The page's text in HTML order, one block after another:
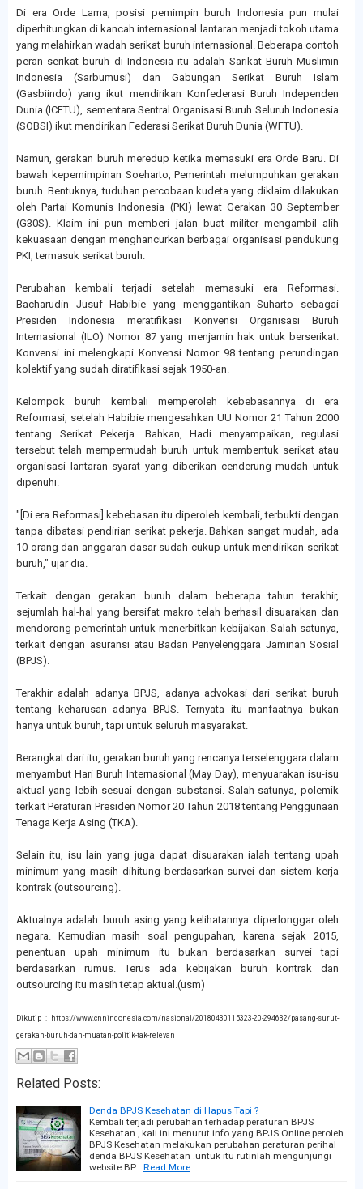
Di era Orde Lama, posisi pemimpin buruh Indonesia pun mulai
diperhitungkan di kancah internasional lantaran menjadi tokoh utama
yang melahirkan wadah serikat buruh internasional. Beberapa contoh
peran serikat buruh di Indonesia itu adalah Sarikat Buruh Muslimin
Indonesia (Sarbumusi) dan Gabungan Serikat Buruh Islam
(Gasbiindo) yang ikut mendirikan Konfederasi Buruh Independen
Dunia (ICFTU), sementara Sentral Organisasi Buruh Seluruh Indonesia
(SOBSI) ikut mendirikan Federasi Serikat Buruh Dunia (WFTU).
Namun, gerakan buruh meredup ketika memasuki era Orde Baru. Di
bawah kepemimpinan Soeharto, Pemerintah melumpuhkan gerakan
buruh. Bentuknya, tuduhan percobaan kudeta yang diklaim dilakukan
oleh Partai Komunis Indonesia (PKI) lewat Gerakan 30 September
(G30S). Klaim ini pun memberi jalan buat militer mengambil alih
kekuasaan dengan menghancurkan berbagai organisasi pendukung
PKI, termasuk serikat buruh.
Perubahan kembali terjadi setelah memasuki era Reformasi.
Bacharudin Jusuf Habibie yang menggantikan Suharto sebagai
Presiden Indonesia meratifikasi Konvensi Organisasi Buruh
Internasional (ILO) Nomor 87 yang menjamin hak untuk berserikat.
Konvensi ini melengkapi Konvensi Nomor 98 tentang perundingan
kolektif yang sudah diratifikasi sejak 1950-an.
Kelompok buruh kembali memperoleh kebebasannya di era
Reformasi, setelah Habibie mengesahkan UU Nomor 21 Tahun 2000
tentang Serikat Pekerja. Bahkan, Hadi menyampaikan, regulasi
tersebut telah mempermudah buruh untuk membentuk serikat atau
organisasi lantaran syarat yang diberikan cenderung mudah untuk
dipenuhi.
"[Di era Reformasi] kebebasan itu diperoleh kembali, terbukti dengan
tanpa dibatasi pendirian serikat pekerja. Bahkan sangat mudah, ada
10 orang dan anggaran dasar sudah cukup untuk mendirikan serikat
buruh," ujar dia.
Terkait dengan gerakan buruh dalam beberapa tahun terakhir,
sejumlah hal-hal yang bersifat makro telah berhasil disuarakan dan
mendorong pemerintah untuk menerbitkan kebijakan. Salah satunya,
terkait dengan asuransi atau Badan Penyelenggara Jaminan Sosial
(BPJS).
Terakhir adalah adanya BPJS, adanya advokasi dari serikat buruh
tentang keharusan adanya BPJS. Ternyata itu manfaatnya bukan
hanya untuk buruh, tapi untuk seluruh masyarakat.
Berangkat dari itu, gerakan buruh yang rencanya terselenggara dalam
menyambut Hari Buruh Internasional (May Day), menyuarakan isu-isu
aktual yang lebih sesuai dengan substansi. Salah satunya, polemik
terkait Peraturan Presiden Nomor 20 Tahun 2018 tentang Penggunaan
Tenaga Kerja Asing (TKA).
Selain itu, isu lain yang juga dapat disuarakan ialah tentang upah
minimum yang masih dihitung berdasarkan survei dan sistem kerja
kontrak (outsourcing).
Aktualnya adalah buruh asing yang kelihatannya diperlonggar oleh
negara. Kemudian masih soal pengupahan, karena sejak 2015,
penentuan upah minimum itu bukan berdasarkan survei tapi
berdasarkan rumus. Terus ada kebijakan buruh kontrak dan
outsourcing itu masih tetap aktual.(usm)
Dikutip : https://www.cnnindonesia.com/nasional/20180430115323-20-294632/pasang-surut-
gerakan-buruh-dan-muatan-politik-tak-relevan
Related Posts:
Denda BPJS Kesehatan di Hapus Tapi ?
Kembali terjadi perubahan terhadap peraturan BPJS
Kesehatan , kali ini menurut info yang BPJS Online peroleh
BPJS Kesehatan melakukan perubahan peraturan perihal
denda BPJS Kesehatan .untuk itu rutinlah mengunjungi
website BP… Read More